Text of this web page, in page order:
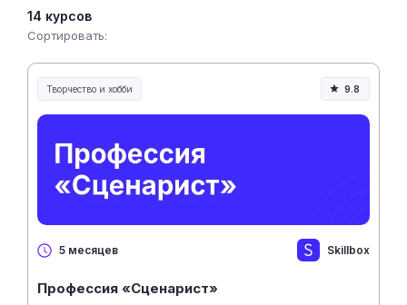
14 курсов
Сортировать:
Творчество и хобби
Творчество, контент и хобби
9.8
5 месяцев Skillbox
Профессия «Сценарист»